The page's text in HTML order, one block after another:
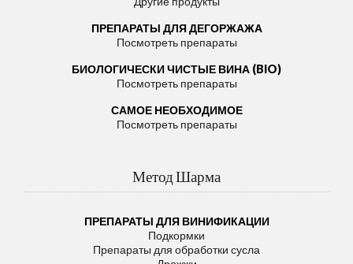
ПРЕПАРАТЫ ДЛЯ ДЕГОРЖАЖА
Посмотреть препараты
БИОЛОГИЧЕСКИ ЧИСТЫЕ ВИНА (BIO)
Посмотреть препараты
САМОЕ НЕОБХОДИМОЕ
Посмотреть препараты
Метод Шарма
ПРЕПАРАТЫ ДЛЯ ВИНИФИКАЦИИ
Подкормки
Препараты для обработки сусла